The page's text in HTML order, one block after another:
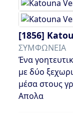
[1856]
ΣΥΜΦΩΝΕΙΑ
Ένα
με δύο
μέσα στους
Απολα